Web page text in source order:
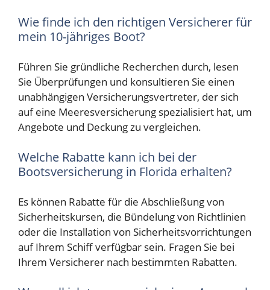
Wie finde ich den richtigen Versicherer für
mein 10-jähriges Boot?
Führen Sie gründliche Recherchen durch, lesen
Sie Überprüfungen und konsultieren Sie einen
unabhängigen Versicherungsvertreter, der sich
auf eine Meeresversicherung spezialisiert hat, um
Angebote und Deckung zu vergleichen.
Welche Rabatte kann ich bei der
Bootsversicherung in Florida erhalten?
Es können Rabatte für die Abschließung von
Sicherheitskursen, die Bündelung von Richtlinien
oder die Installation von Sicherheitsvorrichtungen
auf Ihrem Schiff verfügbar sein. Fragen Sie bei
Ihrem Versicherer nach bestimmten Rabatten.